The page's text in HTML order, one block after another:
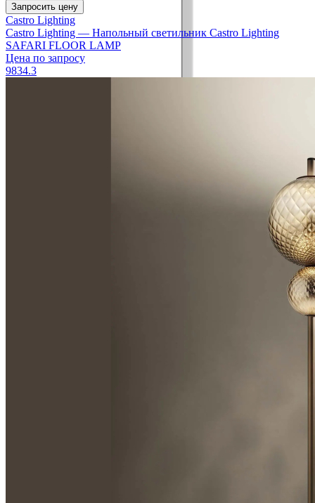
Запросить цену
Castro Lighting
Castro Lighting — Напольный светильник Сastro Lighting
SAFARI FLOOR LAMP
Цена по запросу
9834.3